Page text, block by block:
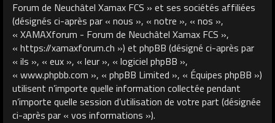
Forum de Neuchâtel Xamax FCS » et ses sociétés affiliées
(désignés ci-après par « nous », « notre », « nos »,
« XAMAXforum - Forum de Neuchâtel Xamax FCS »,
« https://xamaxforum.ch ») et phpBB (désigné ci-après par
« ils », « eux », « leur », « logiciel phpBB »,
« www.phpbb.com », « phpBB Limited », « Équipes phpBB »)
utilisent n’importe quelle information collectée pendant
n’importe quelle session d’utilisation de votre part (désignée
ci-après par « vos informations »).